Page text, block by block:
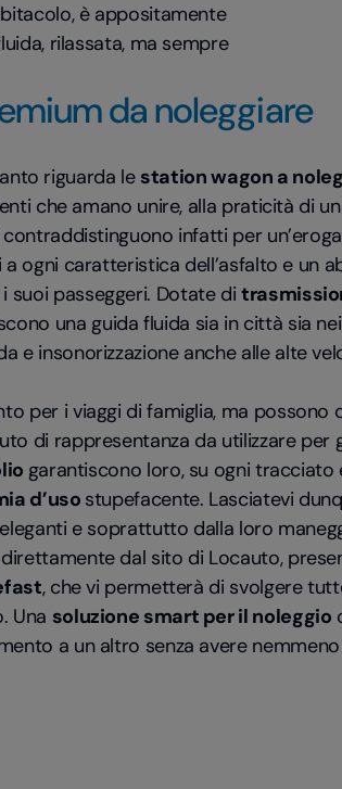
è appositamente
rilassata, ma sempre
da noleggiare
riguarda le station wagon a
che amano unire, alla praticità di
infatti per
ogni caratteristica dell’asfalto e un
suoi passeggeri. Dotate di
una guida fluida sia in città sia
e insonorizzazione anche alle alte
per i viaggi di famiglia, ma possono
di rappresentanza da utilizzare per
garantiscono loro, su ogni tracciato
d’uso stupefacente. Lasciatevi
e soprattutto dalla loro
dal sito di Locauto,
, che vi permetterà di svolgere
Una soluzione smart per il noleggio
a un altro senza avere